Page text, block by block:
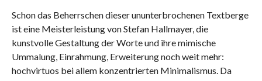
Schon das Beherrschen dieser ununterbrochenen Textberge
ist eine Meisterleistung von Stefan Hallmayer, die
kunstvolle Gestaltung der Worte und ihre mimische
Ummalung, Einrahmung, Erweiterung noch weit mehr:
hochvirtuos bei allem konzentrierten Minimalismus. Da